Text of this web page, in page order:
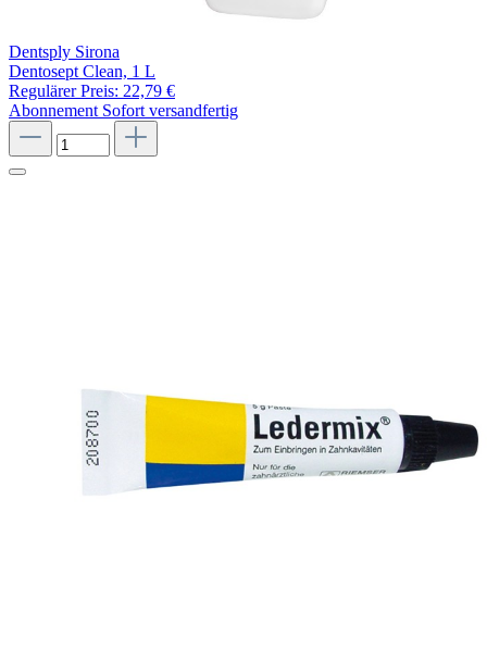
Dentsply Sirona
Dentosept Clean, 1 L
Regulärer Preis: 22,79 €
Abonnement Sofort versandfertig